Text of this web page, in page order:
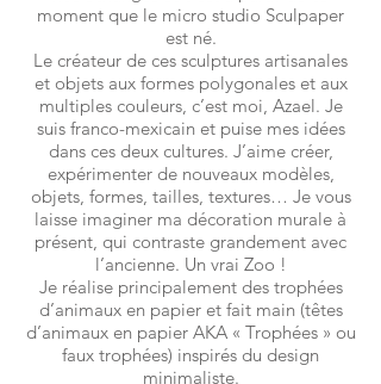
moment que le micro studio Sculpaper
est né.
Le créateur de ces sculptures artisanales
et objets aux formes polygonales et aux
multiples couleurs, c’est moi, Azael. Je
suis franco-mexicain et puise mes idées
dans ces deux cultures. J’aime créer,
expérimenter de nouveaux modèles,
objets, formes, tailles, textures… Je vous
laisse imaginer ma décoration murale à
présent, qui contraste grandement avec
l’ancienne. Un vrai Zoo !
Je réalise principalement des trophées
d’animaux en papier et fait main (têtes
d’animaux en papier AKA « Trophées » ou
faux trophées) inspirés du design
minimaliste.